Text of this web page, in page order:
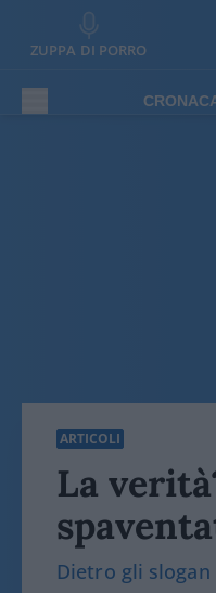
ZUPPA DI PORRO
ARTICOLI
La
Dietro gli